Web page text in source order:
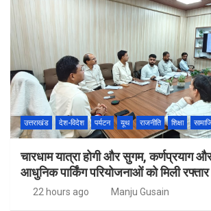
उत्तराखंड देश-विदेश पर्यटन यूथ राजनीति शिक्षा
चारधाम यात्रा होगी और सुगम, कर्णप्रयाग
आधुनिक पार्किंग परियोजनाओं को मिली रफ्तार
22 hours ago Manju Gusain